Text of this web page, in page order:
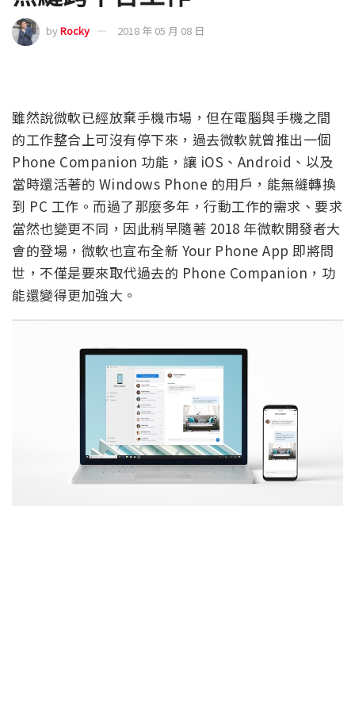
byRocky 2018 年 05 月 08 日
雖然說微軟已經放棄手機市場，但在電腦與手機之間
的工作整合上可沒有停下來，過去微軟就曾推出一個
Phone Companion 功能，讓 iOS、Android、以及
當時還活著的 Windows Phone 的用戶，能無縫轉換
到 PC 工作。而過了那麼多年，行動工作的需求、要求
當然也變更不同，因此稍早隨著 2018 年微軟開發者大
會的登場，微軟也宣布全新 Your Phone App 即將問
世，不僅是要來取代過去的 Phone Companion，功
能還變得更加強大。